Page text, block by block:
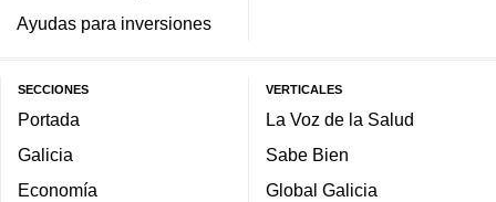
Ayudas para inversiones
SECCIONES
Portada
Galicia
Economía
VERTICALES
La Voz de la Salud
Sabe Bien
Global Galicia